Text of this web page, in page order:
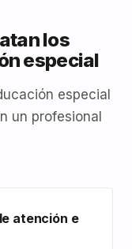
los
especial
especial
un profesional
atención e